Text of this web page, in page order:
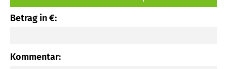
Betrag in €:
Kommentar: